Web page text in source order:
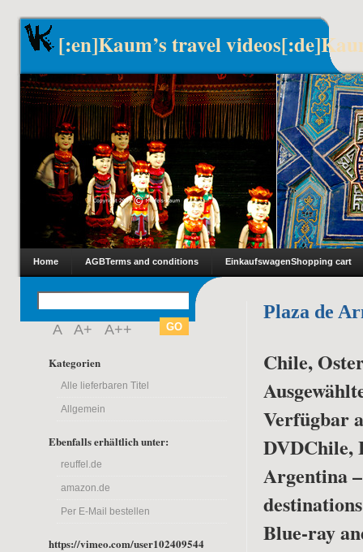
[:en]Kaum’s travel
Home AGBTerms and conditions EinkaufswagenShopping cart
A A+ A++
Kategorien
Alle lieferbaren Titel
Allgemein
Ebenfalls erhältlich unter:
reuffel.de
amazon.de
Per E-Mail bestellen
https://vimeo.com/user102409544
Plaza de
Chile,
Verfügbar
DVDChile,
Argentina
Blue-ray